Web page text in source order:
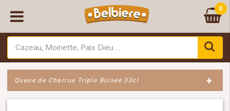
0
Queue de Charrue Triple Boisée 33cl +